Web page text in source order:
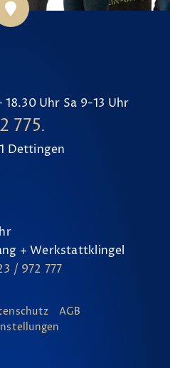
18.30 Uhr Sa 9-13 Uhr
775.
Dettingen
+ Werkstattklingel
/ 972 777
AGB